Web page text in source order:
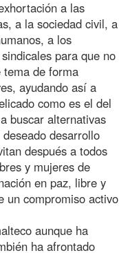
a las
a la sociedad civil, a
a los
para que no
tema de forma
ayudando así a
como es el del
buscar alternativas
desarrollo
después a todos
y mujeres de
en paz, libre y
un compromiso activo
aunque ha
ha afrontado